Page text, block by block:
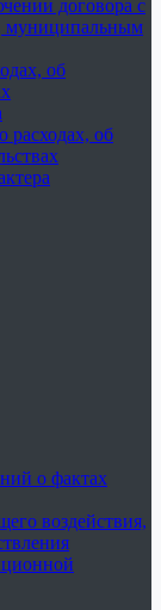
договора с
муниципальным
об
расходах, об
о фактах
воздействия,